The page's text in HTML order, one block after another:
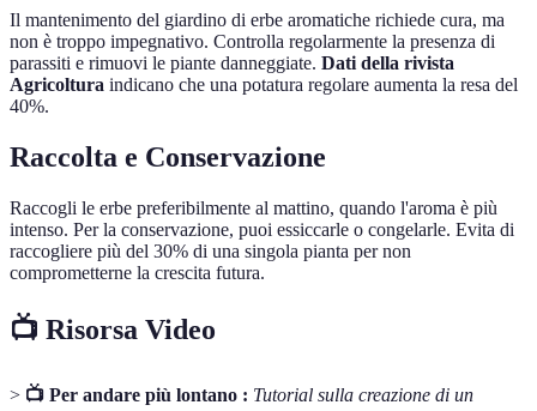
Il mantenimento del giardino di erbe aromatiche richiede cura, ma
non è troppo impegnativo. Controlla regolarmente la presenza di
parassiti e rimuovi le piante danneggiate. Dati della rivista
Agricoltura indicano che una potatura regolare aumenta la resa del
40%.
Raccolta e Conservazione
Raccogli le erbe preferibilmente al mattino, quando l'aroma è più
intenso. Per la conservazione, puoi essiccarle o congelarle. Evita di
raccogliere più del 30% di una singola pianta per non
comprometterne la crescita futura.
📺 Risorsa Video
> 📺 Per andare più lontano : Tutorial sulla creazione di un